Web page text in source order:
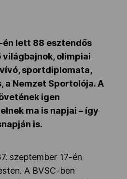
én lett 88 esztendős
világbajnok, olimpiai
sportdiplomata,
a Nemzet Sportolója. A
igen
ma is napjai – így
is.
szeptember 17-én
A BVSC-ben